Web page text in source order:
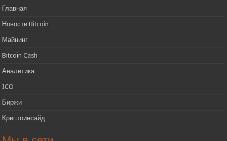
Главная
Новости Bitcoin
Майнинг
Bitcoin Cash
Аналитика
ICO
Биржи
Криптоинсайд